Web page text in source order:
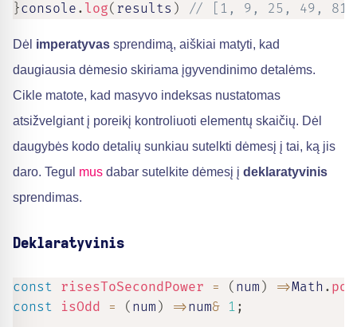
}console . log( results ) // [1, 9, 25, 49, 81]
Dėl imperatyvas sprendimą, aiškiai matyti, kad
daugiausia dėmesio skiriama įgyvendinimo detalėms.
Cikle matote, kad masyvo indeksas nustatomas
atsižvelgiant į poreikį kontroliuoti elementų skaičių. Dėl
daugybės kodo detalių sunkiau sutelkti dėmesį į tai, ką jis
daro. Tegul mus dabar sutelkite dėmesį į deklaratyvinis
sprendimas.
Deklaratyvinis
const risesToSecondPower = ( num ) =>Math . pow
const
isOdd = ( num ) =>num& 1 ;